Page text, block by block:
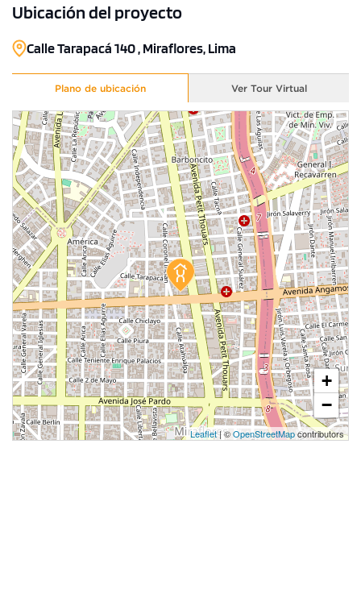
Ubicación del proyecto
Calle Tarapacá 140 , Miraflores, Lima
Plano de ubicación Ver Tour Virtual
+
−
Leaflet| ©OpenStreetMapcontributors